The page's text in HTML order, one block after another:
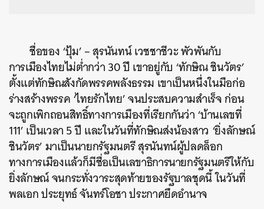
ชื่อของ ‘ปุ้ม’ – สุรนันทน์ เวชชาชีวะ พัวพันกับ
การเมืองไทยไม่ต่ำกว่า 30 ปี เขาอยู่กับ ‘ทักษิณ ชินวัตร’
ตั้งแต่ทักษิณสังกัดพรรคพลังธรรม เขาเป็นหนึ่งในมือก่อ
ร่างสร้างพรรค ‘ไทยรักไทย’ จนประสบความสำเร็จ ก่อน
จะถูกเพิกถอนสิทธิ์ทางการเมืองที่เรียกกันว่า ‘บ้านเลขที่
111’ เป็นเวลา 5 ปี และในวันที่ทักษิณส่งน้องสาว ‘ยิ่งลักษณ์
ชินวัตร’ มาเป็นนายกรัฐมนตรี สุรนันทน์ผู้ปลดล็อก
ทางการเมืองแล้วก็มีชื่อเป็นเลขาธิการนายกรัฐมนตรีให้กับ
ยิ่งลักษณ์ จนกระทั่งวาระสุดท้ายของรัฐบาลชุดนี้ ในวันที่
พลเอก ประยุทธ์ จันทร์โอชา ประกาศยึดอำนาจ